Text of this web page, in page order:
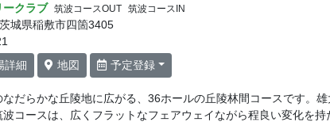
ークラブ 筑波コースOUT 筑波コースIN
城県稲敷市四箇3405
詳細 地図 予定登録
なだらかな丘陵地に広がる、36ホールの丘陵林間コースです。
波コースは、広くフラットなフェアウェイながら程良い変化を持